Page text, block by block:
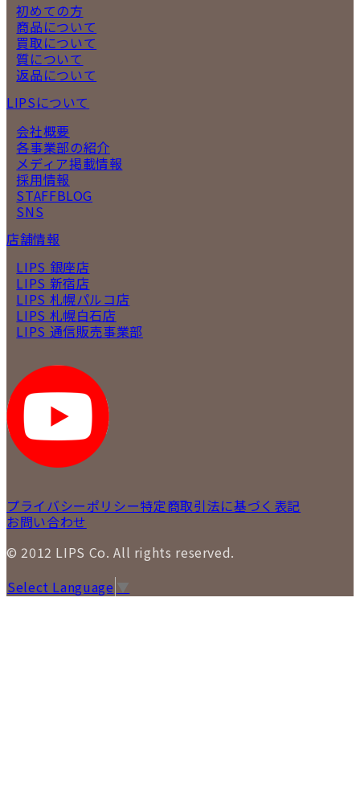
初めての方
商品について
買取について
質について
返品について
LIPSについて
会社概要
各事業部の紹介
メディア掲載情報
採用情報
STAFFBLOG
SNS
店舗情報
LIPS 銀座店
LIPS 新宿店
LIPS 札幌パルコ店
LIPS 札幌白石店
LIPS 通信販売事業部
プライバシーポリシー特定商取引法に基づく表記
お問い合わせ
© 2012 LIPS Co. All rights reserved.
Select Language ▼